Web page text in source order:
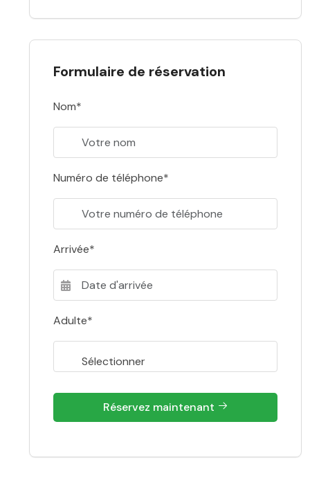
Formulaire de réservation
Nom*
Numéro de téléphone*
Arrivée*
Adulte*
Réservez maintenant